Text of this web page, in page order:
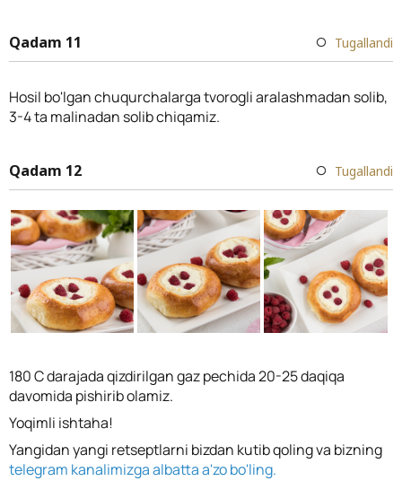
Qadam 11 Tugallandi
Hosil bo'lgan chuqurchalarga tvorogli aralashmadan solib,
3-4 ta malinadan solib chiqamiz.
Qadam 12 Tugallandi
180 C darajada qizdirilgan gaz pechida 20-25 daqiqa
davomida pishirib olamiz.
Yoqimli ishtaha!
Yangidan yangi retseptlarni bizdan kutib qoling va bizning
telegram kanalimizga albatta a'zo bo'ling.